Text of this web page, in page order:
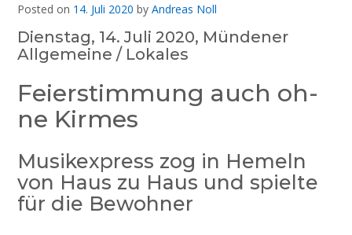
Posted on 14. Juli 2020 by Andreas Noll
Dienstag, 14. Juli 2020, Mündener
Allgemeine / Lokales
Fei­er­stim­mung auch oh­
ne Kir­mes
Musikexpress zog in Hemeln
von Haus zu Haus und spielte
für die Bewohner